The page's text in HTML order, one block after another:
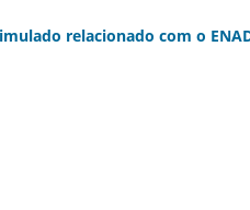
relacionado com o